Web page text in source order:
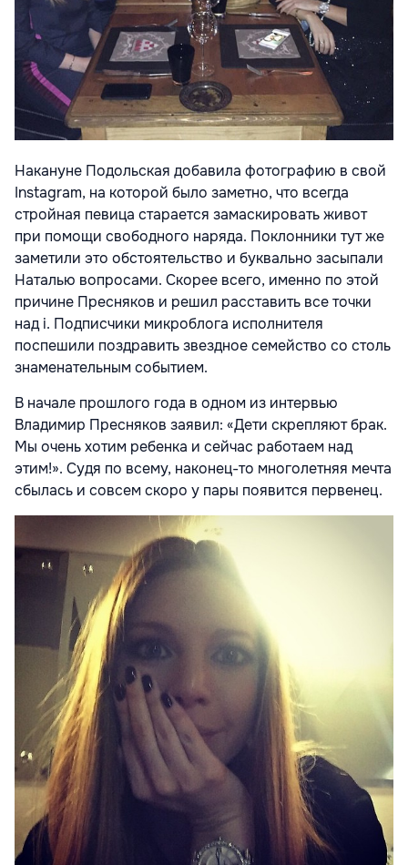
Накануне Подольская добавила фотографию в свой
Instagram, на которой было заметно, что всегда
стройная певица старается замаскировать живот
при помощи свободного наряда. Поклонники тут же
заметили это обстоятельство и буквально засыпали
Наталью вопросами. Скорее всего, именно по этой
причине Пресняков и решил расставить все точки
над i. Подписчики микроблога исполнителя
поспешили поздравить звездное семейство со столь
знаменательным событием.
В начале прошлого года в одном из интервью
Владимир Пресняков заявил: «Дети скрепляют брак.
Мы очень хотим ребенка и сейчас работаем над
этим!». Судя по всему, наконец-то многолетняя мечта
сбылась и совсем скоро у пары появится первенец.